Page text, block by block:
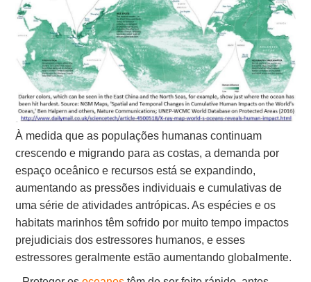
À medida que as populações humanas continuam
crescendo e migrando para as costas, a demanda por
espaço oceânico e recursos está se expandindo,
aumentando as pressões individuais e cumulativas de
uma série de atividades antrópicas. As espécies e os
habitats marinhos têm sofrido por muito tempo impactos
prejudiciais dos estressores humanos, e esses
estressores geralmente estão aumentando globalmente.